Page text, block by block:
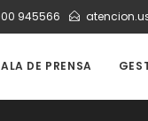
945566
DE PRENSA